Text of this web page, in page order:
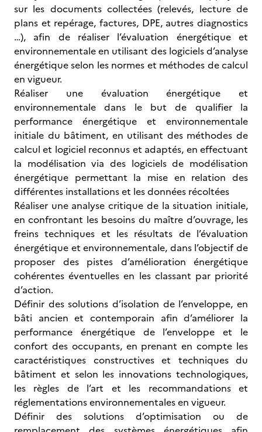
sur les documents collectées (relevés, lecture de
plans et repérage, factures, DPE, autres diagnostics
…), afin de réaliser l’évaluation énergétique et
environnementale en utilisant des logiciels d’analyse
énergétique selon les normes et méthodes de calcul
en vigueur.
Réaliser une évaluation énergétique et
environnementale dans le but de qualifier la
performance énergétique et environnementale
initiale du bâtiment, en utilisant des méthodes de
calcul et logiciel reconnus et adaptés, en effectuant
la modélisation via des logiciels de modélisation
énergétique permettant la mise en relation des
différentes installations et les données récoltées
Réaliser une analyse critique de la situation initiale,
en confrontant les besoins du maître d’ouvrage, les
freins techniques et les résultats de l’évaluation
énergétique et environnementale, dans l’objectif de
proposer des pistes d’amélioration énergétique
cohérentes éventuelles en les classant par priorité
d’action.
Définir des solutions d’isolation de l’enveloppe, en
bâti ancien et contemporain afin d’améliorer la
performance énergétique de l’enveloppe et le
confort des occupants, en prenant en compte les
caractéristiques constructives et techniques du
bâtiment et selon les innovations technologiques,
les règles de l’art et les recommandations et
réglementations environnementales en vigueur.
Définir des solutions d’optimisation ou de